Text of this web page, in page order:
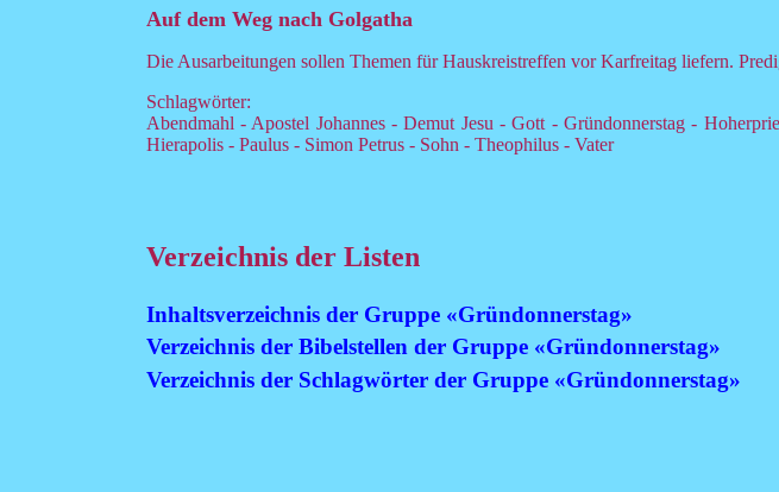
Auf dem Weg nach Golgatha
Die Ausarbeitungen sollen Themen für Hauskreistreffen vor Karfreitag liefern.
Schlagwörter:
Abendmahl - Apostel Johannes - Demut Jesu - Gott - Gründonnerstag -
Hierapolis - Paulus - Simon Petrus - Sohn - Theophilus - Vater
Verzeichnis der Listen
Inhaltsverzeichnis der Gruppe «Gründonnerstag»
Verzeichnis der Bibelstellen der Gruppe «Gründonnerstag»
Verzeichnis der Schlagwörter der Gruppe «Gründonnerstag»